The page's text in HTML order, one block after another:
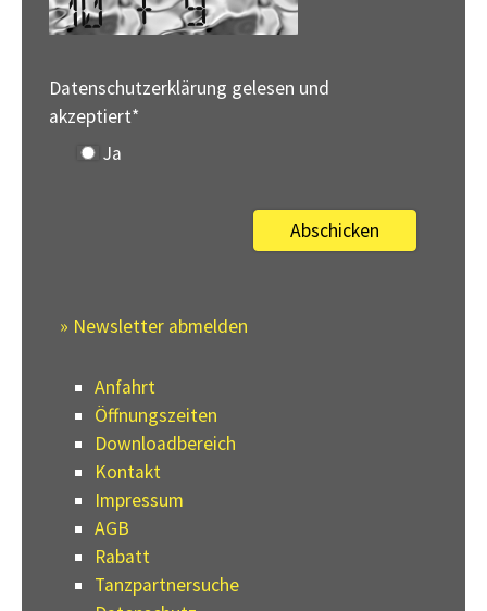
Datenschutzerklärung gelesen und
akzeptiert*
Ja
» Newsletter abmelden
Anfahrt
Öffnungszeiten
Downloadbereich
Kontakt
Impressum
AGB
Rabatt
Tanzpartnersuche